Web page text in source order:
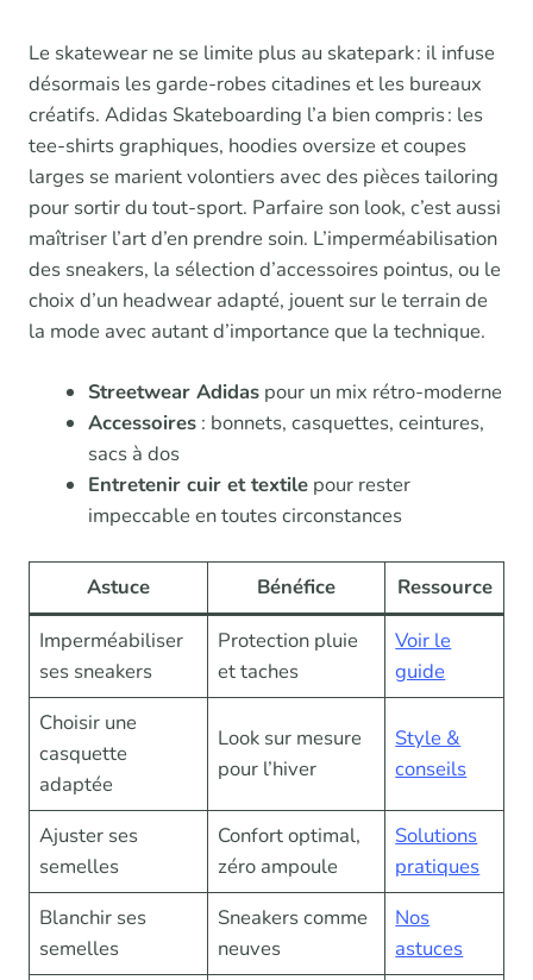
Le skatewear ne se limite plus au skatepark : il infuse
désormais les garde-robes citadines et les bureaux
créatifs. Adidas Skateboarding l’a bien compris : les
tee-shirts graphiques, hoodies oversize et coupes
larges se marient volontiers avec des pièces tailoring
pour sortir du tout-sport. Parfaire son look, c’est aussi
maîtriser l’art d’en prendre soin. L’imperméabilisation
des sneakers, la sélection d’accessoires pointus, ou le
choix d’un headwear adapté, jouent sur le terrain de
la mode avec autant d’importance que la technique.
Streetwear Adidaspour un mix rétro-moderne
Accessoires: bonnets, casquettes, ceintures,
sacs à dos
Entretenir cuir et textilepour rester
impeccable en toutes circonstances
Astuce Bénéfice
Ressource
Imperméabiliser
ses sneakers
Protection pluie
et taches
Voir le
guide
Choisir une
casquette
adaptée
Look sur mesure
pour l’hiver
Style &
conseils
Ajuster ses
semelles
Confort optimal,
zéro ampoule
Solutions
pratiques
Blanchir ses
semelles
Sneakers comme
neuves
Nos
astuces